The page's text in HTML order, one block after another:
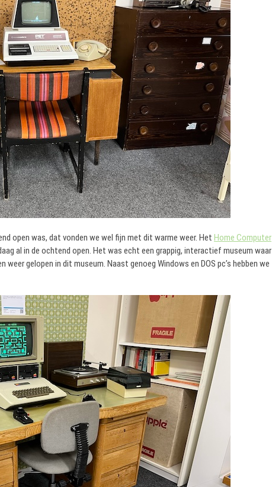
open was, dat vonden we wel fijn met dit warme weer. Het Home Computer
al in de ochtend open. Het was echt een grappig, interactief museum waar
gelopen in dit museum. Naast genoeg Windows en DOS pc’s hebben we